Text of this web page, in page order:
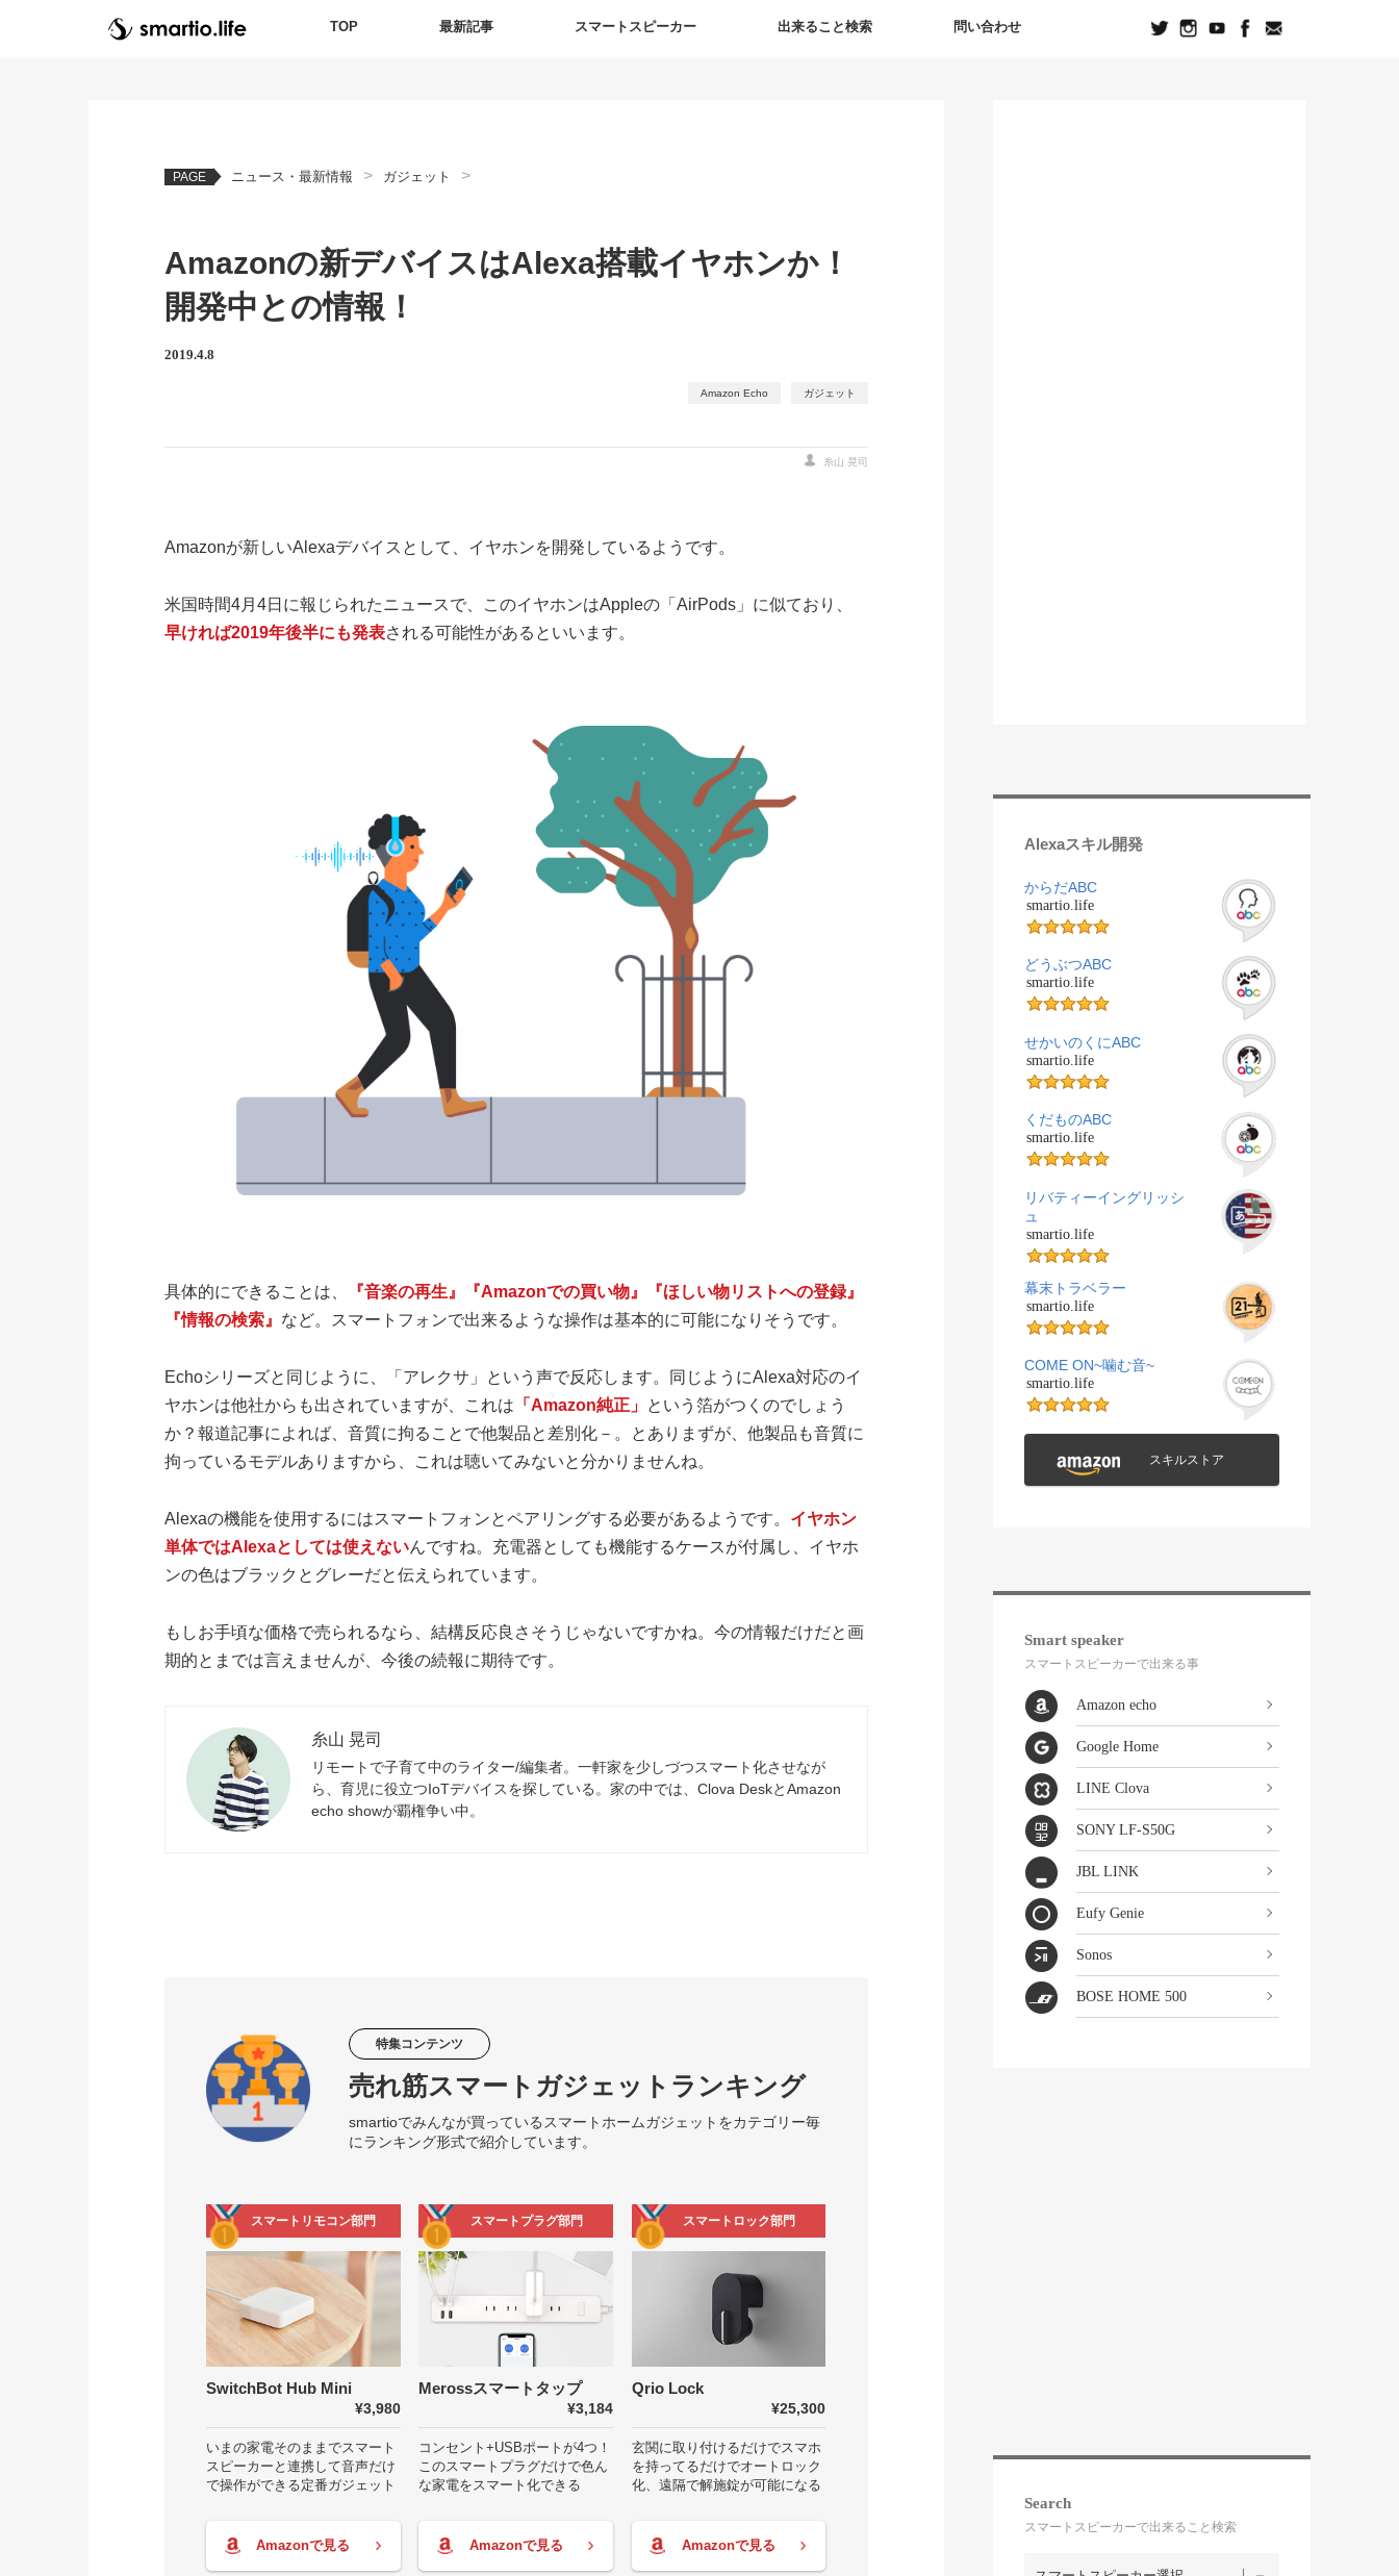
TOP 最新記事 スマートスピーカー 出来ること検索 問い合わせ
PAGE ニュース・最新情報 > ガジェット >
Amazonの新デバイスはAlexa搭載イヤホンか！
開発中との情報！
2019.4.8
Amazon Echo ガジェット
糸山 晃司
Amazonが新しいAlexaデバイスとして、イヤホンを開発しているようです。
米国時間4月4日に報じられたニュースで、このイヤホンはAppleの「AirPods」に似ており、
早ければ2019年後半にも発表される可能性があるといいます。
具体的にできることは、
『音楽の再生』『Amazonでの買い物』『ほしい物リストへの登録』
『情報の検索』 など。スマートフォンで出来るような操作は基本的に可能になりそうです。
Echoシリーズと同じように、「アレクサ」という声で反応します。同じようにAlexa対応のイ
ヤホンは他社からも出されていますが、これは 「Amazon純正」 という箔がつくのでしょう
か？報道記事によれば、音質に拘ることで他製品と差別化－。とありまずが、他製品も音質に
拘っているモデルありますから、これは聴いてみないと分かりませんね。
Alexaの機能を使用するにはスマートフォンとペアリングする必要があるようです。 イヤホン
単体ではAlexaとしては使えないんですね。充電器としても機能するケースが付属し、イヤホ
ンの色はブラックとグレーだと伝えられています。
もしお手頃な価格で売られるなら、結構反応良さそうじゃないですかね。今の情報だけだと画
期的とまでは言えませんが、今後の続報に期待です。
糸山 晃司
リモートで子育て中のライター/編集者。一軒家を少しづつスマート化させなが
ら、育児に役立つIoTデバイスを探している。家の中では、Clova DeskとAmazon
echo showが覇権争い中。
特集コンテンツ
売れ筋スマートガジェットランキング
smartioでみんなが買っているスマートホームガジェットをカテゴリー毎
にランキング形式で紹介しています。
スマートリモコン部門
SwitchBot Hub Mini
¥3,980
いまの家電そのままでスマート
スピーカーと連携して音声だけ
で操作ができる定番ガジェット
Amazonで見る
スマートプラグ部門
Merossスマートタップ
¥3,184
コンセント+USBポートが4つ！
このスマートプラグだけで色ん
な家電をスマート化できる
Amazonで見る
スマートロック部門
Qrio Lock
¥25,300
玄関に取り付けるだけでスマホ
を持ってるだけでオートロック
化、遠隔で解施錠が可能になる
Amazonで見る
Alexaスキル開発
からだABC
smartio.life
どうぶつABC
smartio.life
せかいのくにABC
smartio.life
くだものABC
smartio.life
リバティーイングリッシ
ュ
smartio.life
幕末トラベラー
smartio.life
COME ON~噛む音~
smartio.life
スキルストア
Smart speaker
スマートスピーカーで出来る事
Amazon echo
Google Home
LINE Clova
SONY LF-S50G
JBL LINK
Eufy Genie
Sonos
BOSE HOME 500
Search
スマートスピーカーで出来ること検索